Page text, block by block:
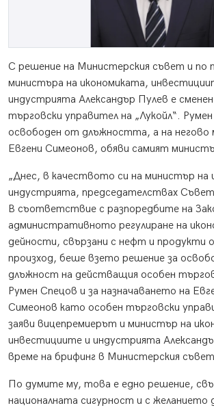
С решение на Министерския съвет и по
министъра на икономиката,
индустрията Александър Пулев е
търговски управител на „Лукойл“.
освободен от длъжността, а на негово
Евгени Симеонов, обяви самият
„Днес, в качеството си на министър на
индустрията, председателствах
В съответствие с разпоредбите на
административното регулиране на
дейности, свързани с нефт и продукти
произход, беше взето решение за
длъжност на действащия особен
Румен Спецов и за назначаването на
Симеонов като особен търговски
заяви вицепремиерът и министър на
инвестициите и индустрията
време на брифинг в Министерския
По думите му, това е едно решение,
националната сигурност и с желанието